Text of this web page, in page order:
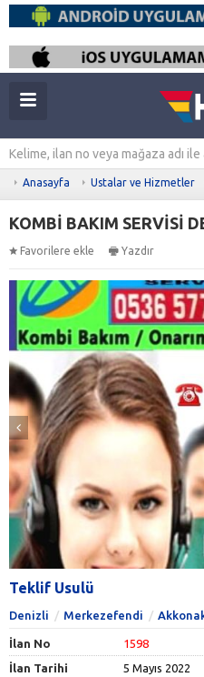
Anasayfa Ustalar ve Hizmetler
KOMBİ BAKIM SERVİSİ
Favorilere ekle Yazdır
Teklif Usulü
Denizli Merkezefendi
İlan No
1598
İlan Tarihi
5 Mayıs 2022